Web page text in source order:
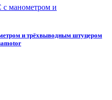
и трёхвыводным штуцером